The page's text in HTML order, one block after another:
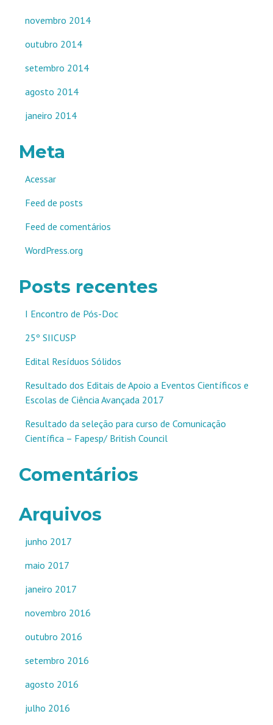
novembro 2014
outubro 2014
setembro 2014
agosto 2014
janeiro 2014
Meta
Acessar
Feed de posts
Feed de comentários
WordPress.org
Posts recentes
I Encontro de Pós-Doc
25º SIICUSP
Edital Resíduos Sólidos
Resultado dos Editais de Apoio a Eventos Científicos e
Escolas de Ciência Avançada 2017
Resultado da seleção para curso de Comunicação
Científica – Fapesp/ British Council
Comentários
Arquivos
junho 2017
maio 2017
janeiro 2017
novembro 2016
outubro 2016
setembro 2016
agosto 2016
julho 2016